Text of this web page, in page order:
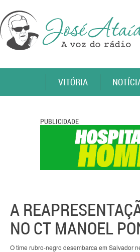
VITÓRIA
PUBLICIDADE
A
NO CT MANOEL
O time rubro-negro desembarca em Salvador